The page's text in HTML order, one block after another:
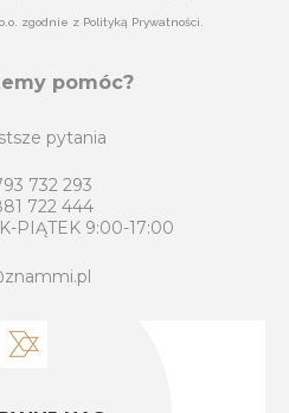
zgodnie z Polityką Prywatności.
pomóc?
pytania
732 293
722 444
PIĄTEK 9:00-17:00